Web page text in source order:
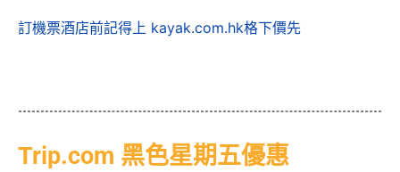
訂機票酒店前記得上 kayak.com.hk格下價先
Trip.com 黑色星期五優惠